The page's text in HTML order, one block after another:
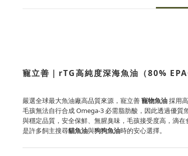
寵立善｜rTG高純度深海魚油（80%
嚴選全球最大魚油廠高品質來源，寵立善寵物魚油採用
毛孩無法自行合成 Omega-3 必需脂肪酸，因此透過優
與穩定品質，安全保鮮、無腥臭味，毛孩接受度高，滴在
是許多飼主搜尋貓魚油與狗狗魚油時的安心選擇。